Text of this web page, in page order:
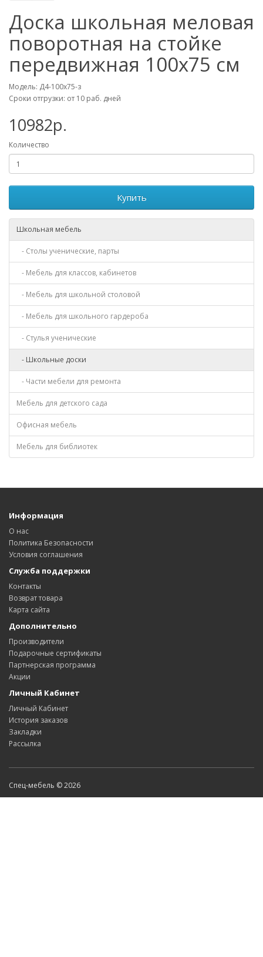
Доска школьная меловая
поворотная на стойке
передвижная 100х75 см
Модель: Д4-100х75-з
Сроки отгрузки: от 10 раб. дней
10982р.
Количество
Купить
Школьная мебель
- Столы ученические, парты
- Мебель для классов, кабинетов
- Мебель для школьной столовой
- Мебель для школьного гардероба
- Стулья ученические
- Школьные доски
- Части мебели для ремонта
Мебель для детского сада
Офисная мебель
Мебель для библиотек
Информация
О нас
Политика Безопасности
Условия соглашения
Служба поддержки
Контакты
Возврат товара
Карта сайта
Дополнительно
Производители
Подарочные сертификаты
Партнерская программа
Акции
Личный Кабинет
Личный Кабинет
История заказов
Закладки
Рассылка
Спец-мебель © 2026